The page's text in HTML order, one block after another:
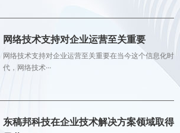
网络技术支持对企业运营至关重要
网络技术支持对企业运营至关重要在当今这个信息化时
代，网络技术···
东稿邦科技在企业技术解决方案领域取得